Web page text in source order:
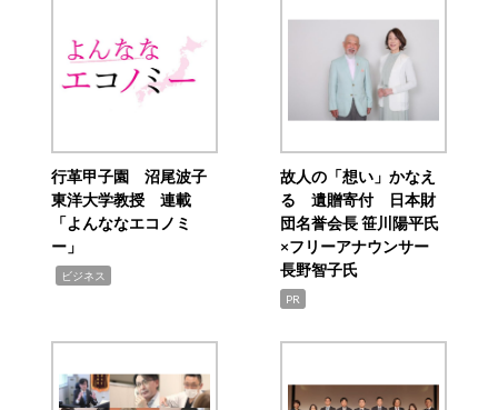
行革甲子園 沼尾波子
東洋大学教授 連載
「よんななエコノミ
ー」
ビジネス
故人の「想い」かなえ
る 遺贈寄付 日本財
団名誉会長 笹川陽平氏
×フリーアナウンサー
長野智子氏
PR